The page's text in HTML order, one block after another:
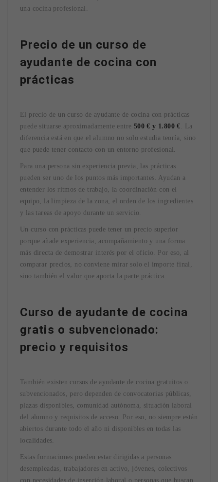
una cocina profesional.
Precio de un curso de
ayudante de cocina con
prácticas
El precio de un curso de ayudante de cocina con prácticas
puede situarse aproximadamente entre 500 € y 1.800 € . La
diferencia está en que el alumno no solo estudia teoría, sino
que puede tener contacto con un entorno profesional.
Para una persona sin experiencia previa, las prácticas
pueden ser uno de los puntos más importantes. Ayudan a
entender los ritmos de trabajo, la coordinación con el
equipo, la limpieza de la zona, el orden de los ingredientes
y las tareas de apoyo durante un servicio.
Un curso con prácticas puede tener un precio superior
porque añade experiencia, acompañamiento y una forma
más directa de demostrar interés por el oficio. Por eso, al
comparar precios, no conviene mirar solo el importe final,
sino también el valor que aporta la parte práctica.
Curso de ayudante de cocina
gratis o subvencionado:
precio y requisitos
También existen cursos de ayudante de cocina gratuitos o
subvencionados, pero dependen de convocatorias públicas,
plazas disponibles, comunidad autónoma, situación laboral
del alumno y requisitos de acceso. Por eso, no siempre están
abiertos durante todo el año ni disponibles en todas las
localidades.
Estas formaciones pueden estar dirigidas a personas
desempleadas, trabajadores en activo, jóvenes, colectivos
con necesidades de inserción laboral o personas que buscan